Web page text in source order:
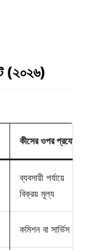
(২০২৬)
কীসের ওপর প্রযোজ্য
ব্যবসায়ী পর্যায়ে
বিক্রয় মূল্য
কমিশন বা সার্ভিস ফি